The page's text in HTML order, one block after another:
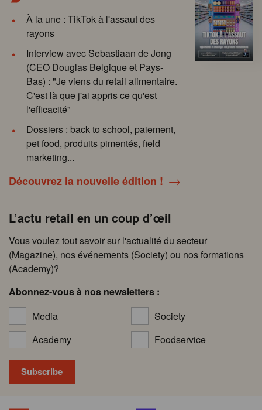
À la une : TikTok à l'assaut des
rayons
Interview avec Sebastiaan de Jong
(CEO Douglas Belgique et Pays-
Bas) : "Je viens du retail alimentaire.
C'est là que j'ai appris ce qu'est
l'efficacité"
Dossiers : back to school, paiement,
pet food, produits pimentés, field
marketing...
Découvrez la nouvelle édition !
L’actu retail en un coup d’œil
Vous voulez tout savoir sur l'actualité du secteur
(Magazine), nos événements (Society) ou nos formations
(Academy)?
Abonnez-vous à nos newsletters :
Media
Society
Academy
Foodservice